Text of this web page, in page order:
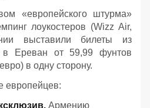
«европейского штурма»
лоукостеров (Wizz Air,
выставили билеты из
в Ереван от 59,99 фунтов
в одну сторону.
европейцев:
Армению